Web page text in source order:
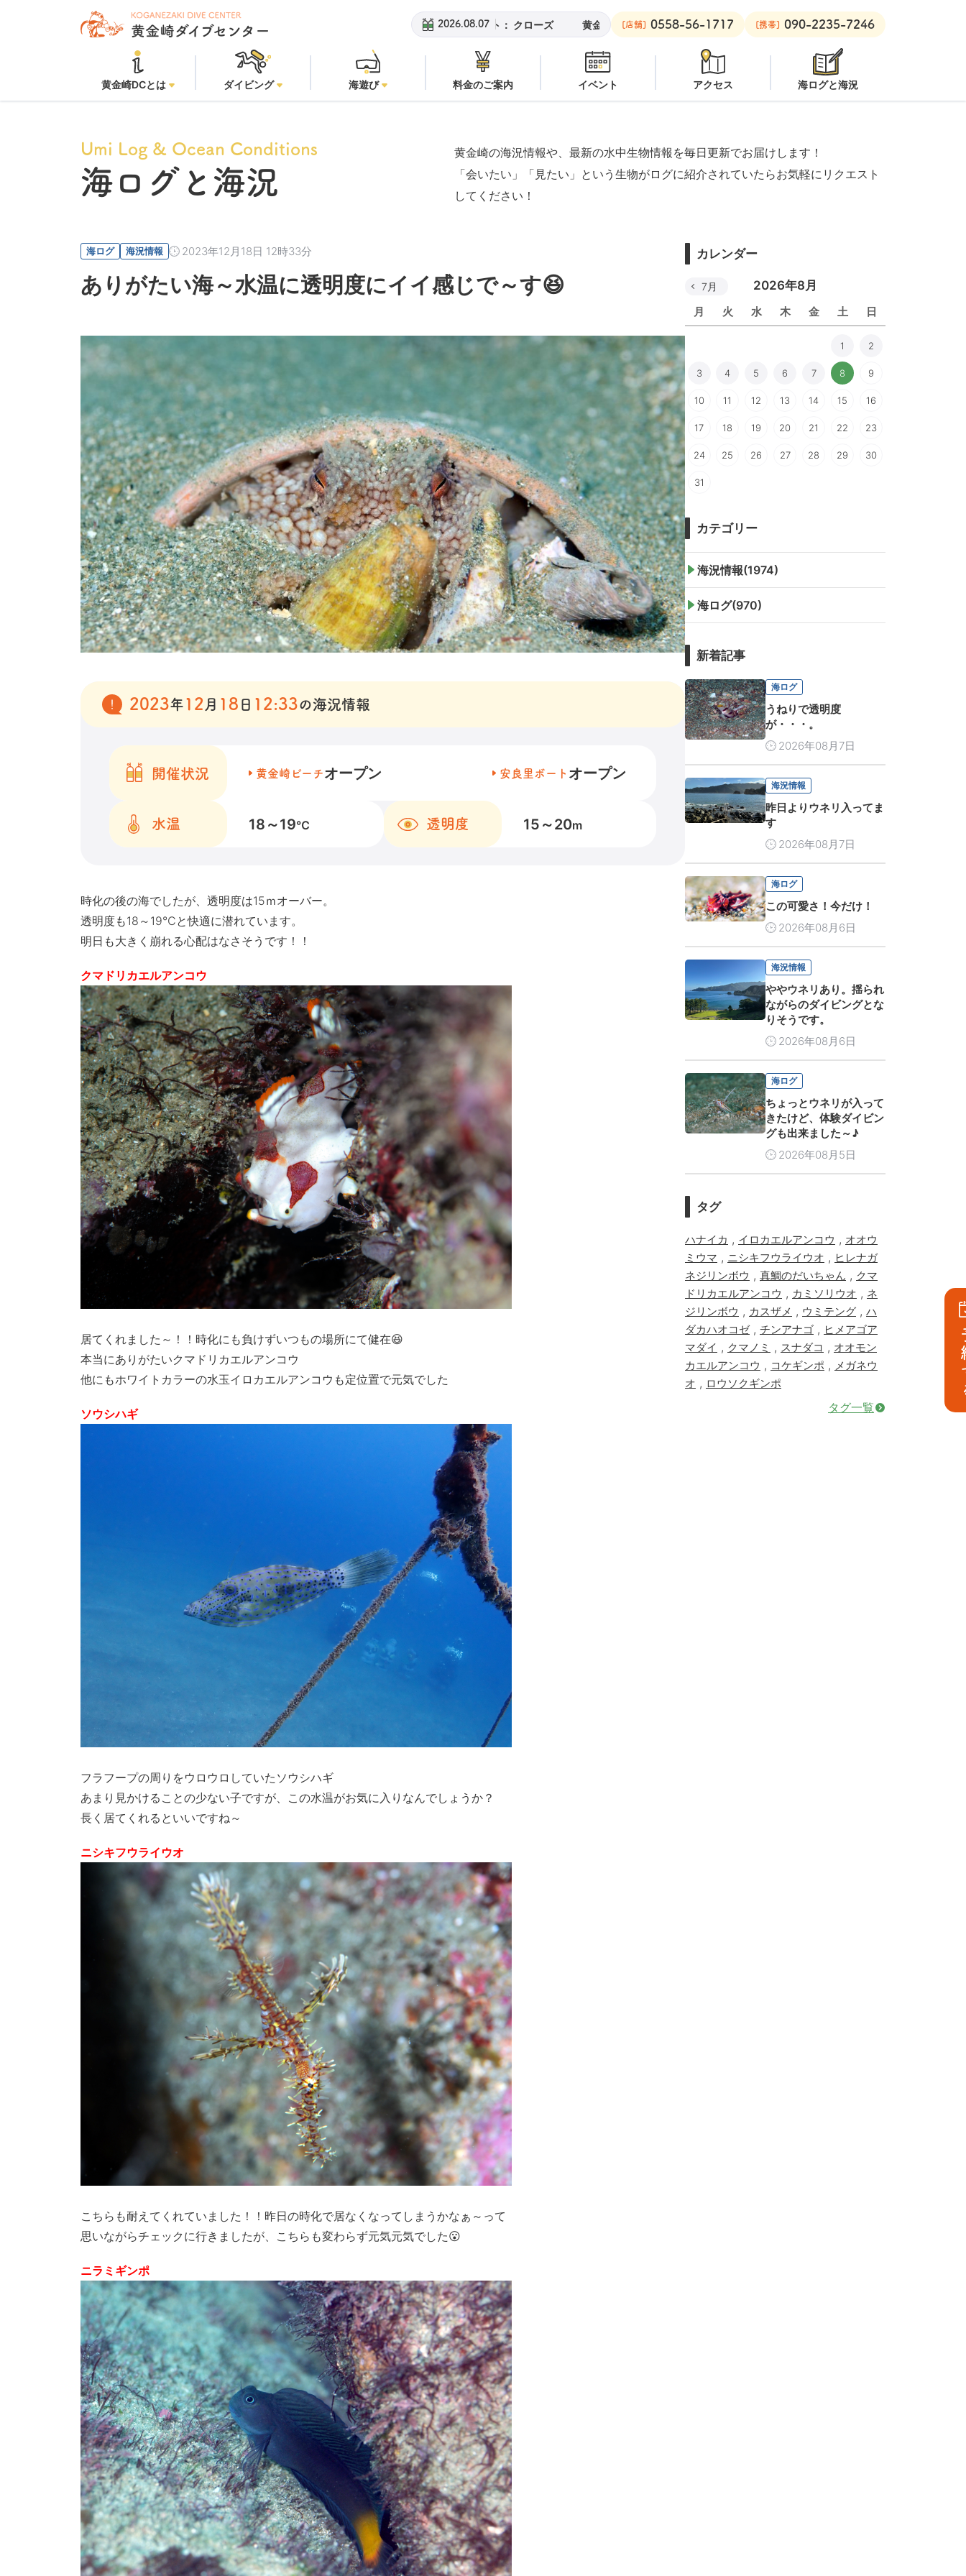
2026.08.07
安良里ボート：クローズ 黄金崎ビーチ：潜水注意 安良里ボート：クローズ
[店舗] 0558-56-1717 [携帯] 090-2235-7246
黄金崎DCとは ダイビング 海遊び 料金のご案内 イベント アクセス 海ログと海況
Umi Log & Ocean Conditions
海ログと海況
黄金崎の海況情報や、最新の水中生物情報を毎日更新でお届けします！
「会いたい」「見たい」という生物がログに紹介されていたらお気軽にリクエスト
してください！
海ログ 海況情報 2023年12月18日 12時33分
ありがたい海～水温に透明度にイイ感じで～す😆
2023年 12 月 18 日 12:33の海況情報
開催状況 黄金崎ビーチオープン 安良里ボート オープン
水温 18～19℃ 透明度 15～20m
時化の後の海でしたが、透明度は15ｍオーバー。
透明度も18～19℃と快適に潜れています。
明日も大きく崩れる心配はなさそうです！！
クマドリカエルアンコウ
居てくれました～！！時化にも負けずいつもの場所にて健在😆
本当にありがたいクマドリカエルアンコウ
他にもホワイトカラーの水玉イロカエルアンコウも定位置で元気でした
ソウシハギ
フラフープの周りをウロウロしていたソウシハギ
あまり見かけることの少ない子ですが、この水温がお気に入りなんでしょうか？
長く居てくれるといいですね～
ニシキフウライウオ
こちらも耐えてくれていました！！昨日の時化で居なくなってしまうかなぁ～って
思いながらチェックに行きましたが、こちらも変わらず元気元気でした😮
ニラミギンポ
カレンダー
2026年8月
月 火 水 木 金 土 日
7月
1 2
3 4 5 6 7 8 9
10 11 12 13 14 15 16
17 18 19 20 21 22 23
24 25 26 27 28 29 30
31
カテゴリー
海況情報(1974)
海ログ(970)
新着記事
海ログ
うねりで透明度
が・・・。
2026年08月7日
海況情報
昨日よりウネリ入ってま
す
2026年08月7日
海ログ
この可愛さ！今だけ！
2026年08月6日
海況情報
ややウネリあり。揺られ
ながらのダイビングとな
りそうです。
2026年08月6日
海ログ
ちょっとウネリが入って
きたけど、体験ダイビン
グも出来ました～♪
2026年08月5日
タグ
ハナイカ , イロカエルアンコウ , オオウ
ミウマ , ニシキフウライウオ , ヒレナガ
ネジリンボウ , 真鯛のだいちゃん , クマ
ドリカエルアンコウ , カミソリウオ , ネ
ジリンボウ , カスザメ , ウミテング , ハ
ダカハオコゼ, チンアナゴ , ヒメアゴア
マダイ , クマノミ , スナダコ , オオモン
カエルアンコウ , コケギンポ , メガネウ
オ , ロウソクギンポ
タグ一覧